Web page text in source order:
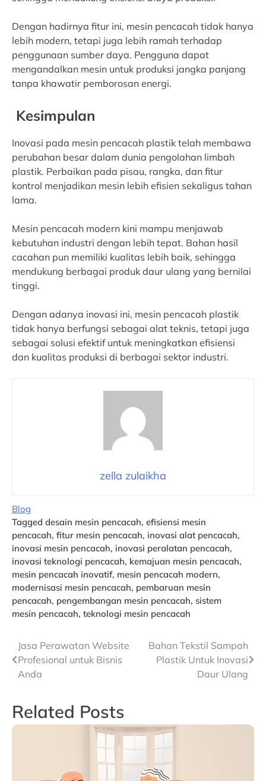
Dengan hadirnya fitur ini, mesin pencacah tidak hanya
lebih modern, tetapi juga lebih ramah terhadap
penggunaan sumber daya. Pengguna dapat
mengandalkan mesin untuk produksi jangka panjang
tanpa khawatir pemborosan energi.
Kesimpulan
Inovasi pada mesin pencacah plastik telah membawa
perubahan besar dalam dunia pengolahan limbah
plastik. Perbaikan pada pisau, rangka, dan fitur
kontrol menjadikan mesin lebih efisien sekaligus tahan
lama.
Mesin pencacah modern kini mampu menjawab
kebutuhan industri dengan lebih tepat. Bahan hasil
cacahan pun memiliki kualitas lebih baik, sehingga
mendukung berbagai produk daur ulang yang bernilai
tinggi.
Dengan adanya inovasi ini, mesin pencacah plastik
tidak hanya berfungsi sebagai alat teknis, tetapi juga
sebagai solusi efektif untuk meningkatkan efisiensi
dan kualitas produksi di berbagai sektor industri.
zella zulaikha
Blog
Tagged desain mesin pencacah, efisiensi mesin
pencacah, fitur mesin pencacah, inovasi alat pencacah,
inovasi mesin pencacah, inovasi peralatan pencacah,
inovasi teknologi pencacah, kemajuan mesin pencacah,
mesin pencacah inovatif, mesin pencacah modern,
modernisasi mesin pencacah, pembaruan mesin
pencacah, pengembangan mesin pencacah, sistem
mesin pencacah, teknologi mesin pencacah
Navigasi
pos
Jasa Perawatan Website
Profesional untuk Bisnis
Anda
Bahan Tekstil Sampah
Plastik Untuk Inovasi
Daur Ulang
Related Posts